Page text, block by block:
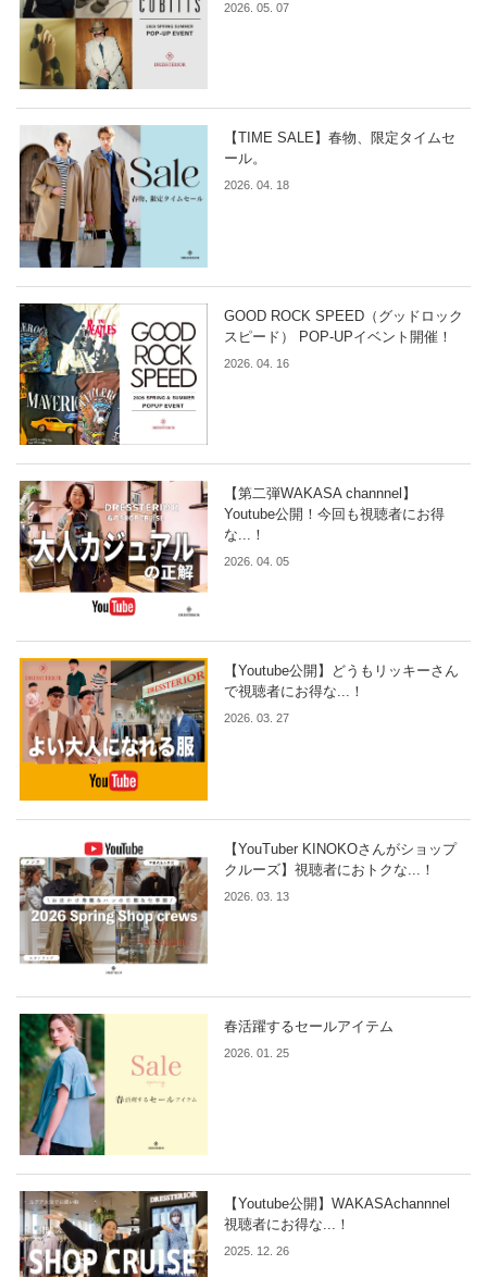
2026. 05. 07
【TIME SALE】春物、限定タイムセ
ール。
2026. 04. 18
GOOD ROCK SPEED（グッドロック
スピード） POP-UPイベント開催！
2026. 04. 16
【第二弾WAKASA channnel】
Youtube公開！今回も視聴者にお得
な...！
2026. 04. 05
【Youtube公開】どうもリッキーさん
で視聴者にお得な...！
2026. 03. 27
【YouTuber KINOKOさんがショップ
クルーズ】視聴者におトクな...！
2026. 03. 13
春活躍するセールアイテム
2026. 01. 25
【Youtube公開】WAKASAchannnel
視聴者にお得な...！
2025. 12. 26